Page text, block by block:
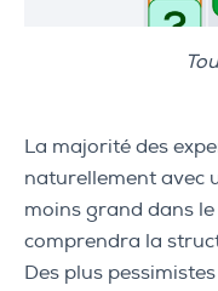
La majorité des
naturellement avec
moins grand dans
comprendra la
Des plus